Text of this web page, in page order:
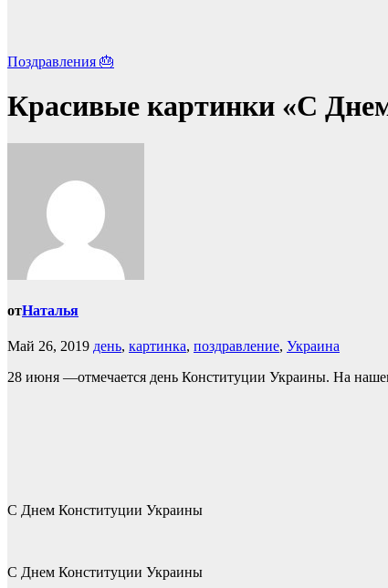
Поздравления 🎂
Красивые картинки «С
отНаталья
Май 26, 2019 день, картинка, поздравление, Украина
28 июня —отмечается день Конституции Украины. На
С Днем Конституции Украины
С Днем Конституции Украины